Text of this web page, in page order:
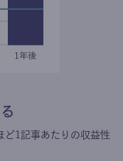
ど1記事あたりの収益性